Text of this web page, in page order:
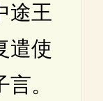
途王
遣使
。